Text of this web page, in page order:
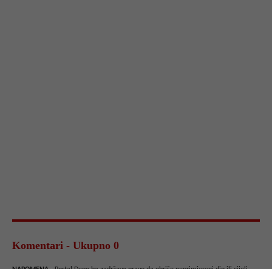
Komentari - Ukupno 0